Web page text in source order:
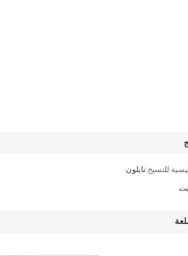
للنسيج:نايلون